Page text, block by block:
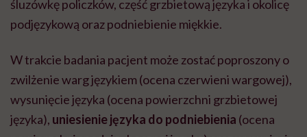
śluzówkę policzków, część grzbietową języka i okolicę
podjęzykową oraz podniebienie miękkie.
W trakcie badania pacjent może zostać poproszony o
zwilżenie warg językiem (ocena czerwieni wargowej),
wysunięcie języka (ocena powierzchni grzbietowej
języka), uniesienie języka do podniebienia (ocena